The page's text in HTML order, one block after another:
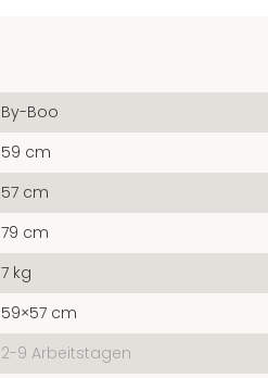
By-Boo
59 cm
57 cm
79 cm
7 kg
59×57 cm
2-9 Arbeitstagen